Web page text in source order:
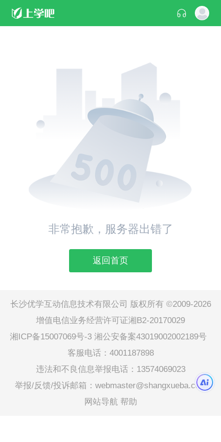
非常抱歉，服务器出错了
返回首页
长沙优学互动信息技术有限公司 版权所有 ©2009-2026
增值电信业务经营许可证湘B2-20170029
湘ICP备15007069号-3 湘公安备案43019002002189号
客服电话：4001187898
违法和不良信息举报电话：13574069023
举报/反馈/投诉邮箱：webmaster@shangxueba.com
网站导航 帮助